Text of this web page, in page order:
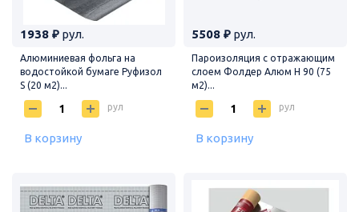
1938 ₽ рул.
Алюминиевая фольга на
водостойкой бумаге Руфизол
S (20 м2)...
рул
В корзину
5508 ₽ рул.
Пароизоляция с отражающим
слоем Фолдер Алюм Н 90 (75
м2)...
рул
В корзину